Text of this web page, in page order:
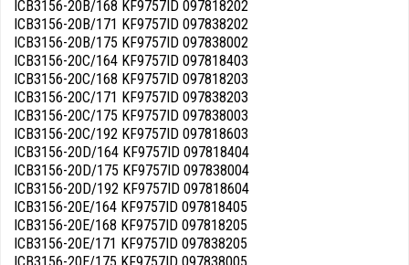
ICB3156-20B/168 KF9757ID 097818202
ICB3156-20B/171 KF9757ID 097838202
ICB3156-20B/175 KF9757ID 097838002
ICB3156-20C/164 KF9757ID 097818403
ICB3156-20C/168 KF9757ID 097818203
ICB3156-20C/171 KF9757ID 097838203
ICB3156-20C/175 KF9757ID 097838003
ICB3156-20C/192 KF9757ID 097818603
ICB3156-20D/164 KF9757ID 097818404
ICB3156-20D/175 KF9757ID 097838004
ICB3156-20D/192 KF9757ID 097818604
ICB3156-20E/164 KF9757ID 097818405
ICB3156-20E/168 KF9757ID 097818205
ICB3156-20E/171 KF9757ID 097838205